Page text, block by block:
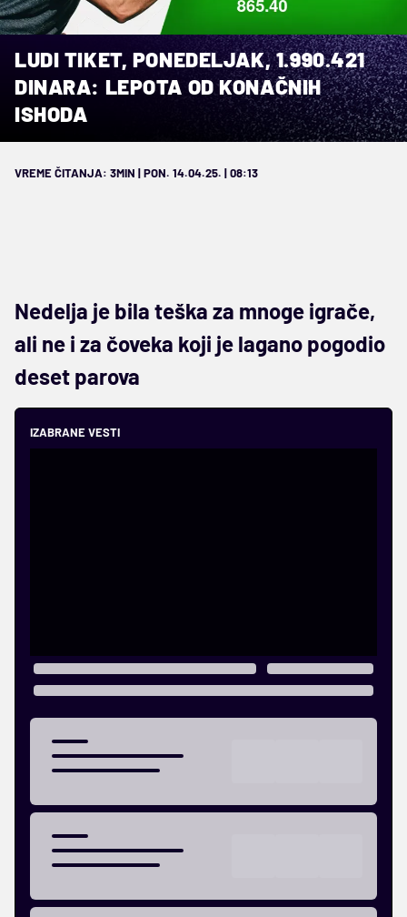
LUDI TIKET, PONEDELJAK, 1.990.421
DINARA: LEPOTA OD KONAČNIH
ISHODA
VREME ČITANJA: 3MIN | PON. 14.04.25. | 08:13
Nedelja je bila teška za mnoge igrače,
ali ne i za čoveka koji je lagano pogodio
deset parova
IZABRANE VESTI